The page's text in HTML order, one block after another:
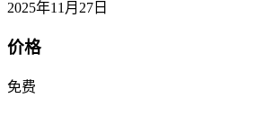
2025年11月27日
价格
免费